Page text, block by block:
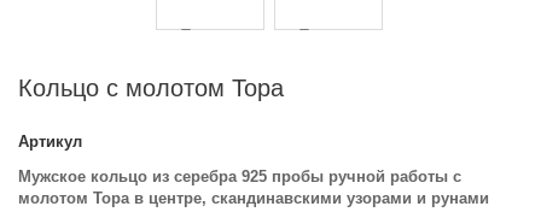
Кольцо с молотом Тора
Артикул
Мужское кольцо из серебра 925 пробы ручной работы с
молотом Тора в центре, скандинавскими узорами и рунами